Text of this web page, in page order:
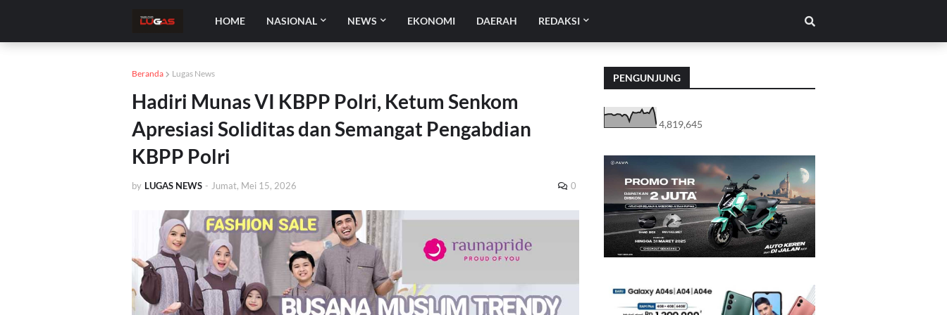
HOME NASIONAL NEWS EKONOMI DAERAH REDAKSI
Beranda Lugas News
Hadiri Munas VI KBPP Polri, Ketum Senkom
Apresiasi Soliditas dan Semangat Pengabdian
KBPP Polri
by LUGAS NEWS - Jumat, Mei 15, 2026 0
PENGUNJUNG
4,819,645